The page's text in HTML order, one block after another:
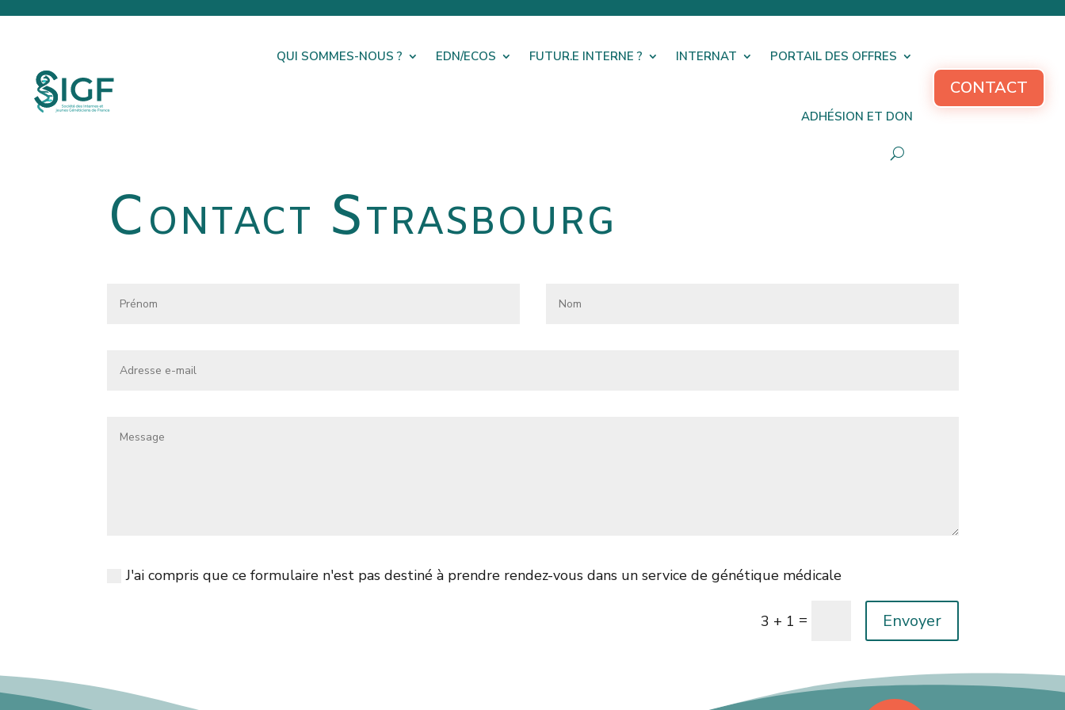
QUI SOMMES-NOUS ? EDN/ECOS FUTUR.E INTERNE ? INTERNAT PORTAIL DES OFFRES
ADHÉSION ET DON
CONTACT
Contact Strasbourg
J'ai compris que ce formulaire n'est pas destiné à prendre rendez-vous dans un service de génétique médicale
3 + 1 = Envoyer